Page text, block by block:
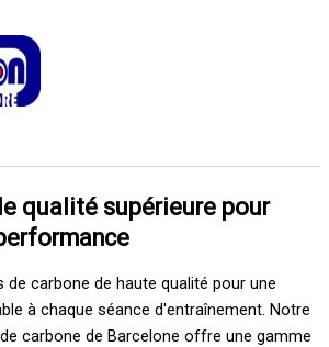
qualité supérieure pour
carbone de haute qualité pour une
à chaque séance d'entraînement. Notre
carbone de Barcelone offre une gamme